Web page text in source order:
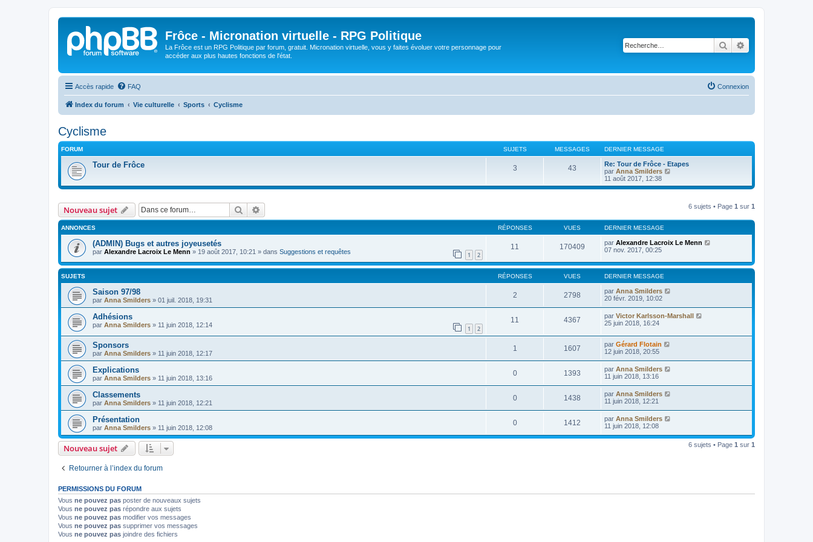
Frôce - Micronation virtuelle - RPG Politique
La Frôce est un RPG Politique par forum, gratuit. Micronation virtuelle, vous y faites évoluer votre personnage pour
accéder aux plus hautes fonctions de l'état.
Rechercher
Accès rapide FAQ Connexion
Index du forum Vie culturelle Sports Cyclisme
Cyclisme
FORUM SUJETS MESSAGES DERNIER MESSAGE
Tour de Frôce 3 43
Re: Tour de Frôce - Etapes
par Anna Smilders
i
e
n
i
m
e
11 août 2017, 12:38
Nouveau sujet Rechercher 6 sujets • Page 1 sur 1
ANNONCES RÉPONSES VUES DERNIER MESSAGE
(ADMIN) Bugs et autres joyeusetés
par Alexandre Lacroix Le Menn » 19 août 2017, 10:21 » dans Suggestions et requêtes 1 2
11 170409 par Alexandre Lacroix Le Menn
07 nov. 2017, 00:25
SUJETS RÉPONSES VUES DERNIER MESSAGE
Saison 97/98
par Anna Smilders » 01 juil. 2018, 19:31
2 2798 par Anna Smilders
20 févr. 2019, 10:02
Adhésions
par Anna Smilders » 11 juin 2018, 12:14 1 2
11 4367 par Victor Karlsson-Marshall
25 juin 2018, 16:24
Sponsors
par Anna Smilders » 11 juin 2018, 12:17
1 1607 par Gérard Flotain
12 juin 2018, 20:55
Explications
par Anna Smilders » 11 juin 2018, 13:16
0 1393 par Anna Smilders
11 juin 2018, 13:16
Classements
par Anna Smilders » 11 juin 2018, 12:21
0 1438 par Anna Smilders
11 juin 2018, 12:21
Présentation
par Anna Smilders » 11 juin 2018, 12:08
0 1412 par Anna Smilders
11 juin 2018, 12:08
Nouveau sujet 6 sujets • Page 1 sur 1
Retourner à l’index du forum
PERMISSIONS DU FORUM
Vous ne pouvez pas poster de nouveaux sujets
Vous ne pouvez pas répondre aux sujets
Vous ne pouvez pas modifier vos messages
Vous ne pouvez pas supprimer vos messages
Vous ne pouvez pas joindre des fichiers